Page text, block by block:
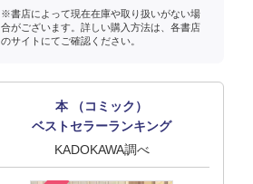
※書店によって現在在庫や取り扱いがない場
合がございます。詳しい購入方法は、各書店
のサイトにてご確認ください。
本 （コミック）
ベストセラーランキング
KADOKAWA調べ